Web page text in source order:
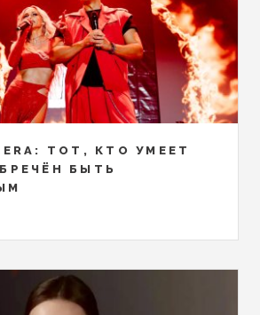
ТОТ, КТО УМЕЕТ
БЫТЬ